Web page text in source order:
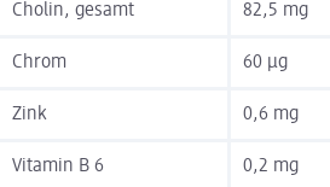
Cholin, gesamt 82,5 mg
Chrom 60 µg
Zink 0,6 mg
Vitamin B 6 0,2 mg